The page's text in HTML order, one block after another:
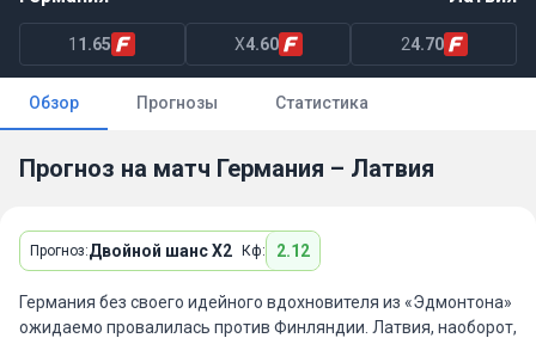
1 1.65 X4.60 24.70
Обзор Прогнозы Статистика
Прогноз на матч Германия – Латвия
Прогноз:Двойной шанс X2 Кф: 2.12
Германия без своего идейного вдохновителя из «Эдмонтона»
ожидаемо провалилась против Финляндии. Латвия, наоборот,